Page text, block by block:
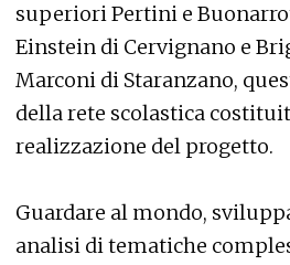
superiori Pertini e
Einstein di Cervignano e
Marconi di Staranzano,
della rete scolastica
realizzazione del progetto.
Guardare al mondo,
analisi di tematiche